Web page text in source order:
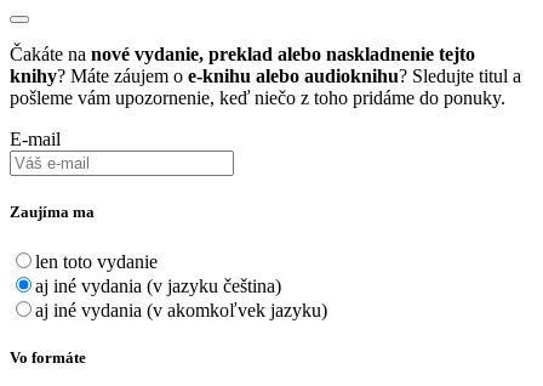
Čakáte na nové vydanie, preklad alebo naskladnenie tejto
knihy? Máte záujem o e-knihu alebo audioknihu? Sledujte titul a
pošleme vám upozornenie, keď niečo z toho pridáme do ponuky.
E-mail
Zaujíma ma
len toto vydanie
aj iné vydania (v jazyku čeština)
aj iné vydania (v akomkoľvek jazyku)
Vo formáte